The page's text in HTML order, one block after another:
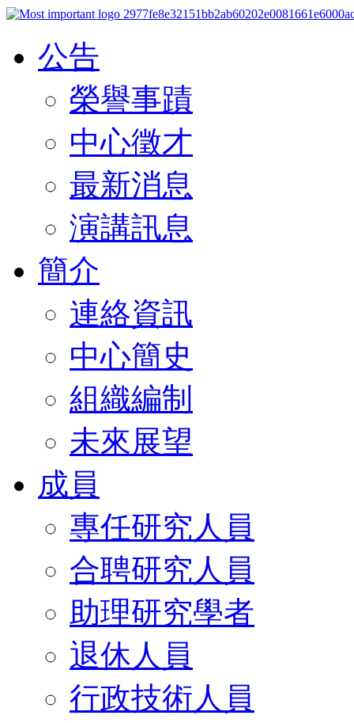
公告
榮譽事蹟
中心徵才
最新消息
演講訊息
簡介
連絡資訊
中心簡史
組織編制
未來展望
成員
專任研究人員
合聘研究人員
助理研究學者
退休人員
行政技術人員